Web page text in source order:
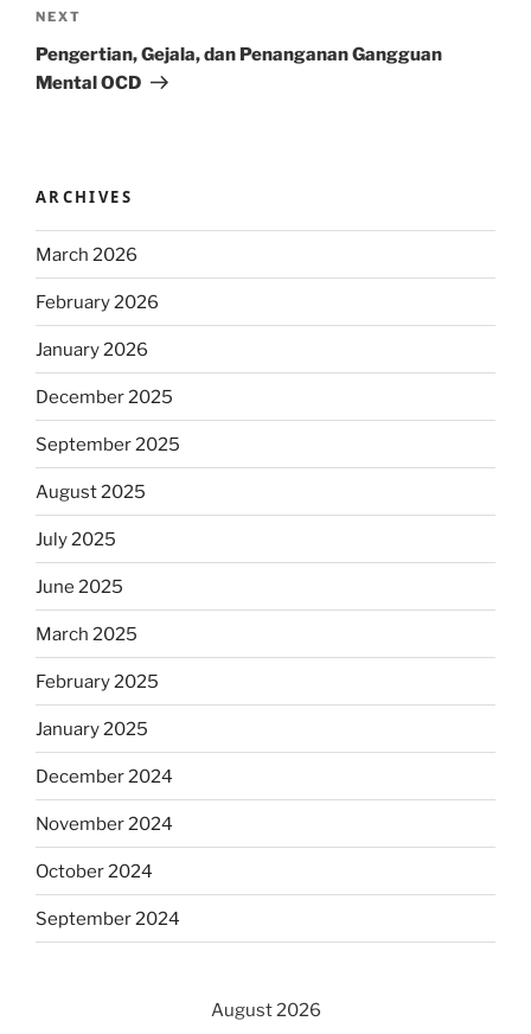
Next
Post
NEXT
Pengertian, Gejala, dan Penanganan Gangguan
Mental OCD
ARCHIVES
March 2026
February 2026
January 2026
December 2025
September 2025
August 2025
July 2025
June 2025
March 2025
February 2025
January 2025
December 2024
November 2024
October 2024
September 2024
August 2026